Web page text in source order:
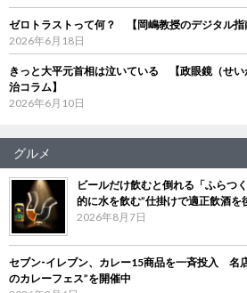
ゼロトラストって何？ 【岡嶋教授のデジタル指
2026年6月18日
きっと大平元首相は泣いている 【政眼鏡（せ
治コラム】
2026年6月10日
グルメ
ビールだけ飲むと倒れる「ふらつ
的に水を飲む”仕掛けで適正飲酒を
2026年8月7日
セブン‐イレブン、カレー15商品を一斉投入 名
のカレーフェス”を開催中